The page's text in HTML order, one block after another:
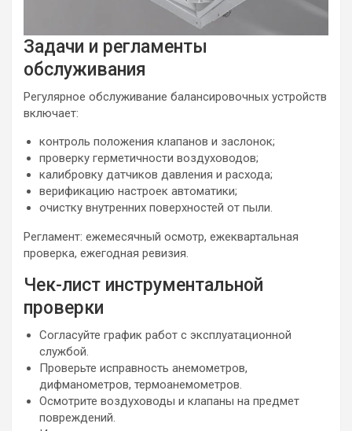
Задачи и регламенты
обслуживания
Регулярное обслуживание балансировочных устройств
включает:
контроль положения клапанов и заслонок;
проверку герметичности воздуховодов;
калибровку датчиков давления и расхода;
верификацию настроек автоматики;
очистку внутренних поверхностей от пыли.
Регламент: ежемесячный осмотр, ежеквартальная
проверка, ежегодная ревизия.
Чек-лист инструментальной
проверки
Согласуйте график работ с эксплуатационной
службой.
Проверьте исправность анемометров,
дифманометров, термоанемометров.
Осмотрите воздуховоды и клапаны на предмет
повреждений.